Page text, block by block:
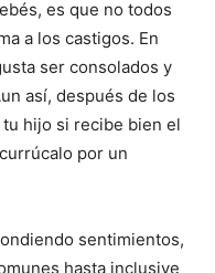
es que no todos
a los castigos. En
ser consolados y
así, después de los
hijo si recibe bien el
por un
sentimientos,
hasta inclusive